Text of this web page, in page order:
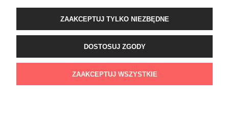
Sklep z zegarkami Cykadia | Godlewo-Mierniki 11, 07-322 Nur | NIP:
720 808 878
ZAAKCEPTUJ TYLKO NIEZBĘDNE
DOSTOSUJ ZGODY
ZAAKCEPTUJ WSZYSTKIE